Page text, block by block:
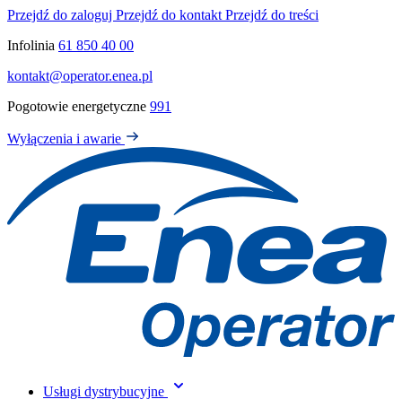
Przejdź do zaloguj Przejdź do kontakt Przejdź do treści
Infolinia 61 850 40 00
kontakt@operator.enea.pl
Pogotowie energetyczne 991
Wyłączenia i awarie
Usługi dystrybucyjne